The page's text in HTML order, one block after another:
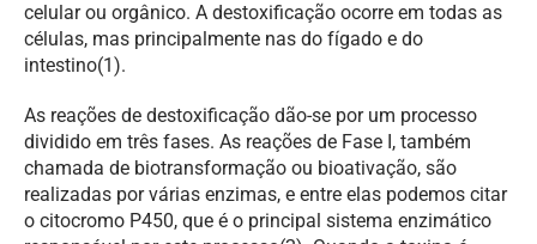
celular ou orgânico. A destoxificação ocorre em todas as
células, mas principalmente nas do fígado e do
intestino(1).
As reações de destoxificação dão-se por um processo
dividido em três fases. As reações de Fase I, também
chamada de biotransformação ou bioativação, são
realizadas por várias enzimas, e entre elas podemos citar
o citocromo P450, que é o principal sistema enzimático